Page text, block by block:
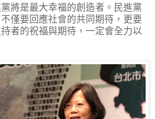
將是最大幸福的創造者。民進黨
僅要回應社會的共同期待，更要
者的祝福與期待，一定會全力以